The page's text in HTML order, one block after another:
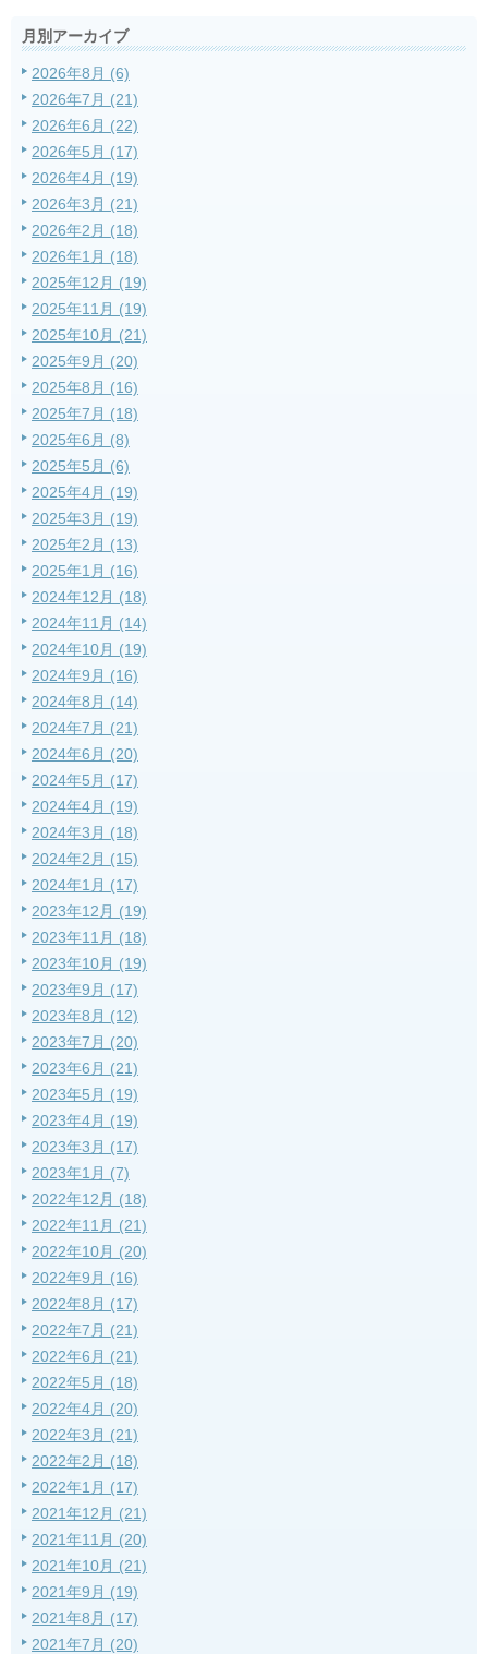
月別アーカイブ
2026年8月 (6)
2026年7月 (21)
2026年6月 (22)
2026年5月 (17)
2026年4月 (19)
2026年3月 (21)
2026年2月 (18)
2026年1月 (18)
2025年12月 (19)
2025年11月 (19)
2025年10月 (21)
2025年9月 (20)
2025年8月 (16)
2025年7月 (18)
2025年6月 (8)
2025年5月 (6)
2025年4月 (19)
2025年3月 (19)
2025年2月 (13)
2025年1月 (16)
2024年12月 (18)
2024年11月 (14)
2024年10月 (19)
2024年9月 (16)
2024年8月 (14)
2024年7月 (21)
2024年6月 (20)
2024年5月 (17)
2024年4月 (19)
2024年3月 (18)
2024年2月 (15)
2024年1月 (17)
2023年12月 (19)
2023年11月 (18)
2023年10月 (19)
2023年9月 (17)
2023年8月 (12)
2023年7月 (20)
2023年6月 (21)
2023年5月 (19)
2023年4月 (19)
2023年3月 (17)
2023年1月 (7)
2022年12月 (18)
2022年11月 (21)
2022年10月 (20)
2022年9月 (16)
2022年8月 (17)
2022年7月 (21)
2022年6月 (21)
2022年5月 (18)
2022年4月 (20)
2022年3月 (21)
2022年2月 (18)
2022年1月 (17)
2021年12月 (21)
2021年11月 (20)
2021年10月 (21)
2021年9月 (19)
2021年8月 (17)
2021年7月 (20)